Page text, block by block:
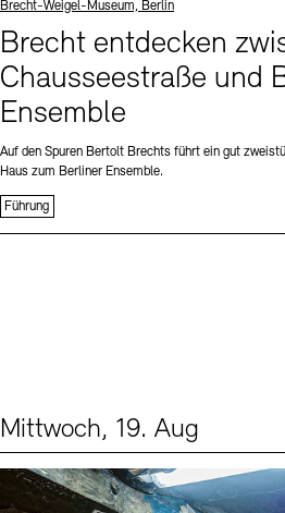
Standort
Brecht-Weigel-Museum, Berlin
Brecht entdecken
Chausseestraße und
Ensemble
Auf den Spuren Bertolt Brechts führt ein gut
Haus zum Berliner Ensemble.
Führung
Mittwoch, 19. Aug